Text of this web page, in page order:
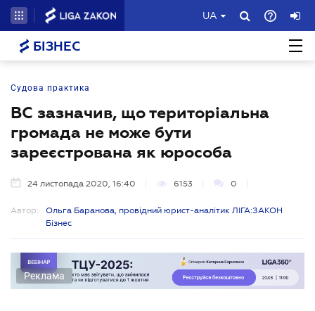
UA
БІЗНЕС
Судова практика
ВС зазначив, що територіальна
громада не може бути
зареєстрована як юрособа
24 листопада 2020, 16:40 6153 0
Автор:
Ольга Баранова, провідний юрист-аналітик ЛІГА:ЗАКОН
Бізнес
Реклама